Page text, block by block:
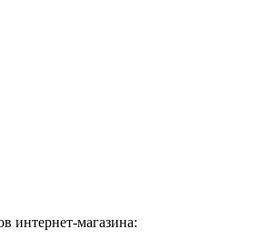
интернет-магазина: